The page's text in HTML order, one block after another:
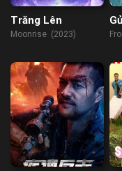
Trăng Lên
Moonrise (2023)